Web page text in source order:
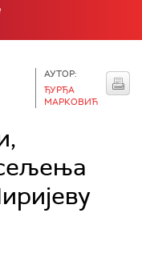
АУТОР:
ЂУРЂА
МАРКОВИЋ